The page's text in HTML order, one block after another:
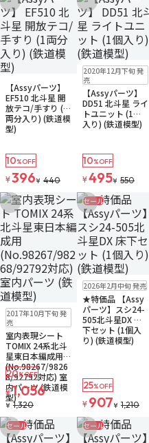
お気に入りに追加
ゆうパケット
【Assyパーツ】
EF510 北斗星 開
放テコ/手すり (1
両分入り) (鉄道模
型)
10%OFF
¥396¥ 440
お気に入りに
再入荷販売中
ゆうパケット
2020年12月下旬 発
売
【Assyパーツ】
DD51 北斗星 ライ
トユニット (1個
入り) (鉄道模型)
10%OFF
¥495¥ 550
お気に入りに追加
ゆうパケット
お取り寄せ
2017年10月下旬 発
売
室内表現シート
TOMIX 24系北斗
星東日本編成用
(No.98267/9826
8/92792対応) 室
内パーツ (鉄道模
型)
20%OFF
¥1,056
¥ 1,320
セール
お気に入りに
販売中残り2個
ゆうパケット
2026年2月中旬 発売
★特価品 【Assy
パーツ】スシ24-
505北斗星DX 床
下セット (1個入
り) (鉄道模型)
25%OFF
¥ 907¥ 1,210
セール
お気に入りに追加
セール
お気に入りに